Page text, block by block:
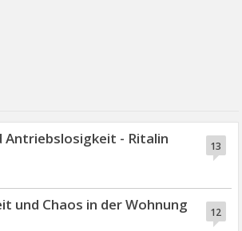
13
Antriebslosigkeit - Ritalin
12
und Chaos in der Wohnung